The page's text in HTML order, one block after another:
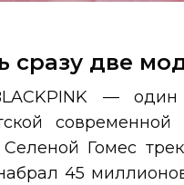
сразу две
—
Гомес
45